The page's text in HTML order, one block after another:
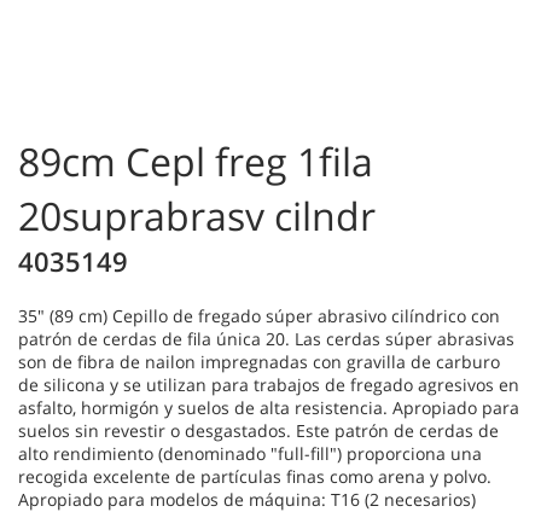
89cm Cepl freg 1fila
20suprabrasv cilndr
4035149
35" (89 cm) Cepillo de fregado súper abrasivo cilíndrico con
patrón de cerdas de fila única 20. Las cerdas súper abrasivas
son de fibra de nailon impregnadas con gravilla de carburo
de silicona y se utilizan para trabajos de fregado agresivos en
asfalto, hormigón y suelos de alta resistencia. Apropiado para
suelos sin revestir o desgastados. Este patrón de cerdas de
alto rendimiento (denominado "full-fill") proporciona una
recogida excelente de partículas finas como arena y polvo.
Apropiado para modelos de máquina: T16 (2 necesarios)